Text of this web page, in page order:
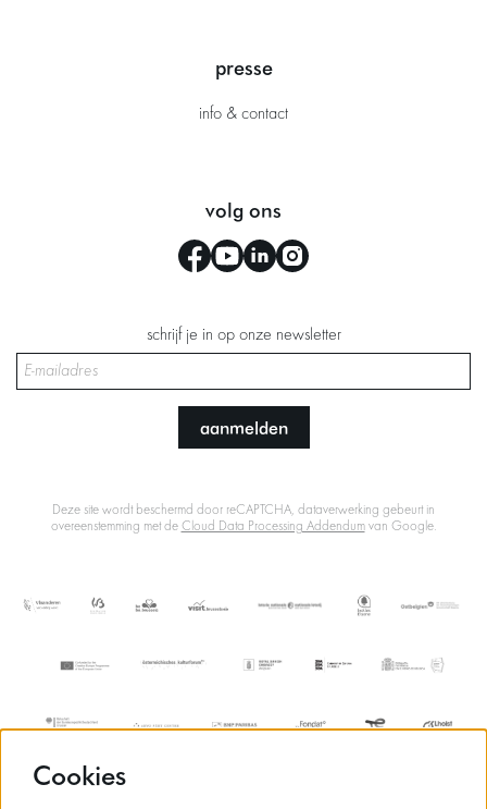
presse
info & contact
volg ons
schrijf je in op onze newsletter
aanmelden
Deze site wordt beschermd door reCAPTCHA, dataverwerking gebeurt in
overeenstemming met de Cloud Data Processing Addendumvan Google.
Cookies